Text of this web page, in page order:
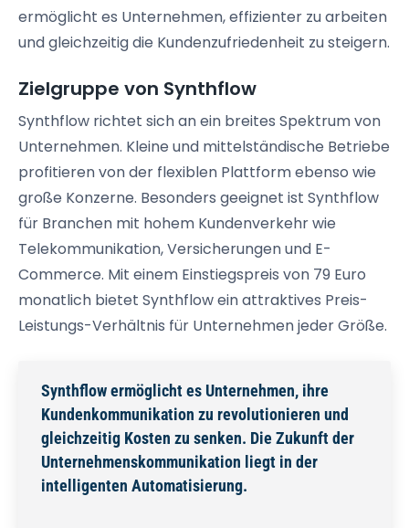
ermöglicht es Unternehmen, effizienter zu arbeiten
und gleichzeitig die Kundenzufriedenheit zu steigern.
Zielgruppe von Synthflow
Synthflow richtet sich an ein breites Spektrum von
Unternehmen. Kleine und mittelständische Betriebe
profitieren von der flexiblen Plattform ebenso wie
große Konzerne. Besonders geeignet ist Synthflow
für Branchen mit hohem Kundenverkehr wie
Telekommunikation, Versicherungen und E-
Commerce. Mit einem Einstiegspreis von 79 Euro
monatlich bietet Synthflow ein attraktives Preis-
Leistungs-Verhältnis für Unternehmen jeder Größe.
Synthflow ermöglicht es Unternehmen, ihre
Kundenkommunikation zu revolutionieren und
gleichzeitig Kosten zu senken. Die Zukunft der
Unternehmenskommunikation liegt in der
intelligenten Automatisierung.